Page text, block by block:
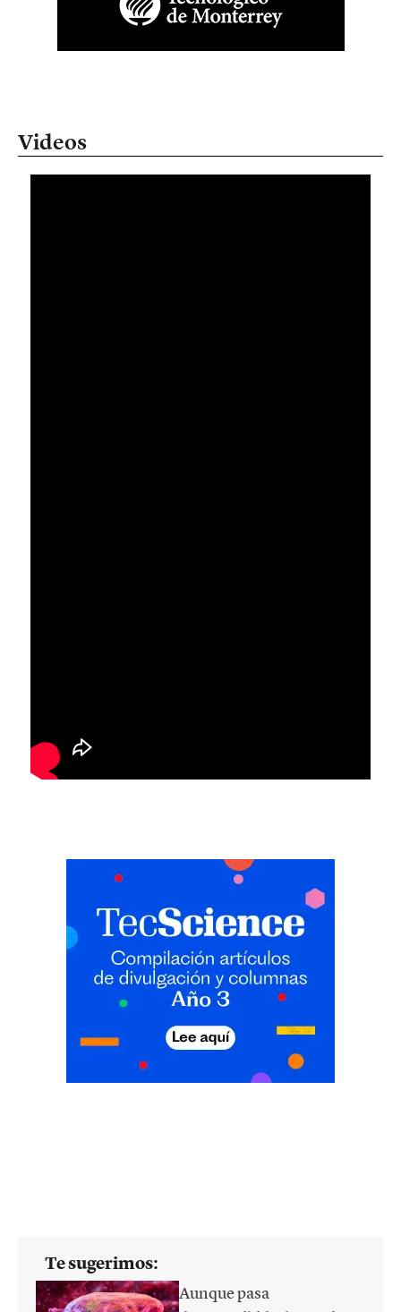
Videos
Te sugerimos:
Aunque pasa